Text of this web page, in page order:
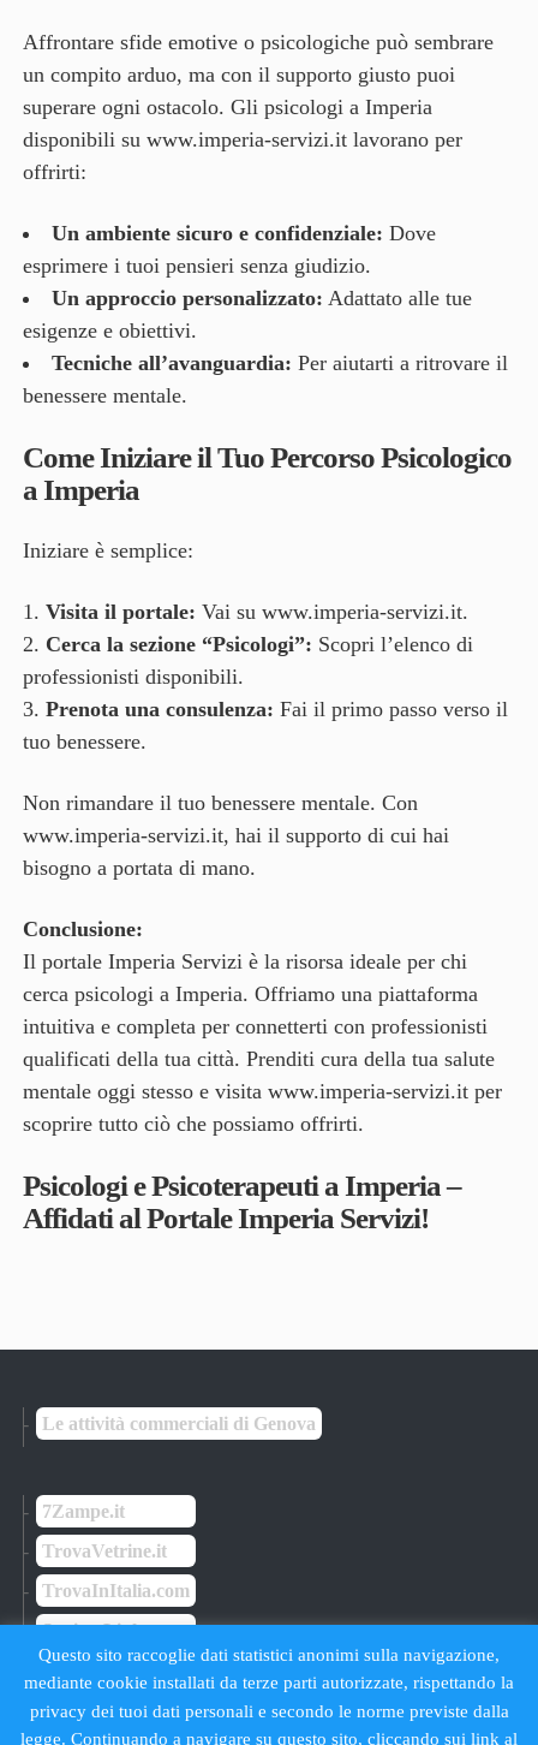
Affrontare sfide emotive o psicologiche può sembrare
un compito arduo, ma con il supporto giusto puoi
superare ogni ostacolo. Gli psicologi a Imperia
disponibili su www.imperia-servizi.itlavorano per
offrirti:
Un ambiente sicuro e confidenziale: Dove
esprimere i tuoi pensieri senza giudizio.
Un approccio personalizzato: Adattato alle tue
esigenze e obiettivi.
Tecniche all’avanguardia: Per aiutarti a ritrovare il
benessere mentale.
Come Iniziare il Tuo Percorso Psicologico
a Imperia
Iniziare è semplice:
Visita il portale: Vai su www.imperia-servizi.it.
Cerca la sezione “Psicologi”: Scopri l’elenco di
professionisti disponibili.
Prenota una consulenza: Fai il primo passo verso il
tuo benessere.
Non rimandare il tuo benessere mentale. Con
www.imperia-servizi.it, hai il supporto di cui hai
bisogno a portata di mano.
Conclusione:
Il portale Imperia Servizi è la risorsa ideale per chi
cerca psicologi a Imperia. Offriamo una piattaforma
intuitiva e completa per connetterti con professionisti
qualificati della tua città. Prenditi cura della tua salute
mentale oggi stesso e visita www.imperia-servizi.itper
scoprire tutto ciò che possiamo offrirti.
Psicologi e Psicoterapeuti a Imperia –
Affidati al Portale Imperia Servizi!
Le attività commerciali di Genova
7Zampe.it
TrovaVetrine.it
TrovaInItalia.com
SettimoLink
Questo sito raccoglie dati statistici anonimi sulla navigazione,
mediante cookie installati da terze parti autorizzate, rispettando la
privacy dei tuoi dati personali e secondo le norme previste dalla
legge. Continuando a navigare su questo sito, cliccando sui link al